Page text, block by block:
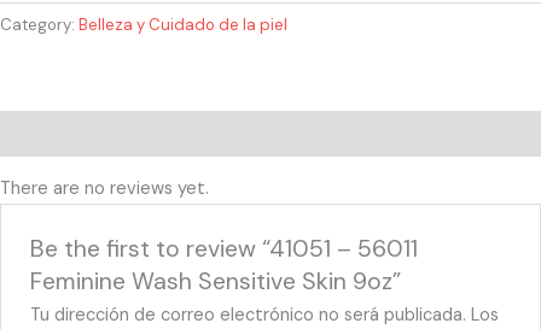
Category: Belleza y Cuidado de la piel
There are no reviews yet.
Be the first to review “41051 – 56011
Feminine Wash Sensitive Skin 9oz”
Tu dirección de correo electrónico no será publicada. Los